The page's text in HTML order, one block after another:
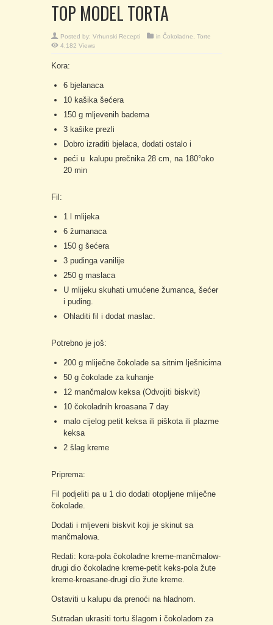
TOP MODEL TORTA
Posted by: Vrhunski Recepti in Čokoladne
Torte
4,182 Views
Kora:
6 bjelanaca
10 kašika šećera
150 g mljevenih badema
3 kašike prezli
Dobro izraditi bjelaca, dodati ostalo i
peći u kalupu prečnika 28 cm, na 180°oko
20 min
Fil:
1 l mlijeka
6 žumanaca
150 g šećera
3 pudinga vanilije
250 g maslaca
U mlijeku skuhati umućene žumanca, šećer
i puding.
Ohladiti fil i dodat maslac.
Potrebno je još:
200 g mliječne čokolade sa sitnim lješnicima
50 g čokolade za kuhanje
12 mančmalow keksa (Odvojiti biskvit)
10 čokoladnih kroasana 7 day
malo cijelog petit keksa ili piškota ili plazme
keksa
2 šlag kreme
Priprema:
Fil podjeliti pa u 1 dio dodati otopljene mliječne
čokolade.
Dodati i mljeveni biskvit koji je skinut sa
mančmalowa.
Redati: kora-pola čokoladne kreme-mančmalow-
drugi dio čokoladne kreme-petit keks-pola žute
kreme-kroasane-drugi dio žute kreme.
Ostaviti u kalupu da prenoći na hladnom.
Sutradan ukrasiti tortu šlagom i čokoladom za